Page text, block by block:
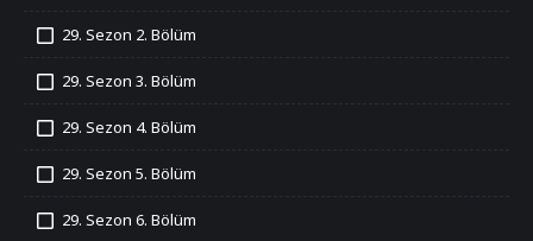
29. Sezon 2. Bölüm
29. Sezon 3. Bölüm
29. Sezon 4. Bölüm
29. Sezon 5. Bölüm
29. Sezon 6. Bölüm